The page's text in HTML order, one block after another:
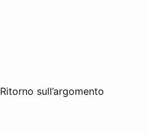
Ritorno sull’argomento